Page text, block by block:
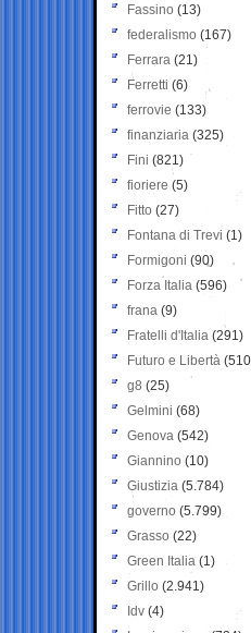
Fassino (13)
federalismo (167)
Ferrara (21)
Ferretti (6)
ferrovie (133)
finanziaria (325)
Fini (821)
fioriere (5)
Fitto (27)
Fontana di Trevi (1)
Formigoni (90)
Forza Italia (596)
frana (9)
Fratelli d'Italia (291)
Futuro e Libertà
g8 (25)
Gelmini (68)
Genova (542)
Giannino (10)
Giustizia (5.784)
governo (5.799)
Grasso (22)
Green Italia (1)
Grillo (2.941)
Idv (4)